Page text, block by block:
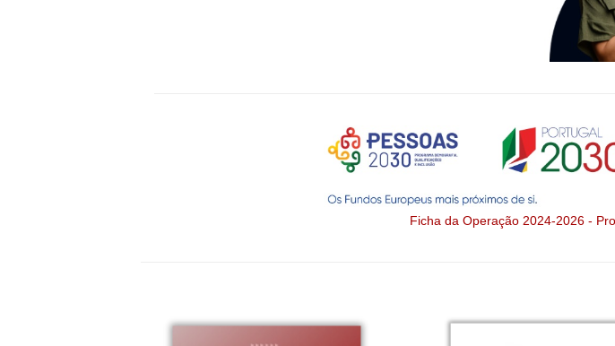
Ficha da Operação 2024-2026 -